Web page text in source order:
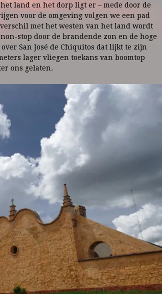
land en het dorp ligt er – mede door de
voor de omgeving volgen we een pad
met het westen van het land wordt
stop door de brandende zon en de hoge
San José de Chiquitos dat lijkt te zijn
lager vliegen toekans van boomtop
ons gelaten.